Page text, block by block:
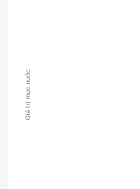
Giá trị mực nước